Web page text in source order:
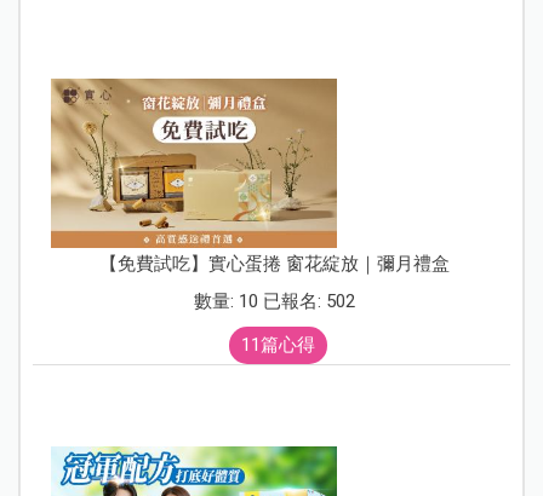
【免費試吃】實心蛋捲 窗花綻放｜彌月禮盒
數量: 10 已報名: 502
11篇心得